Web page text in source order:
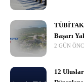
TÜBİTAK
Başarı
2 GÜN
12